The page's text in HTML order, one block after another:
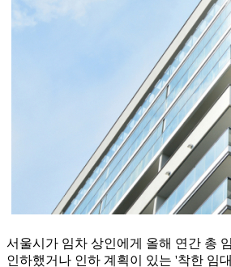
서울시가 임차 상인에게 올해 연간 총
인하했거나 인하 계획이 있는 '착한 임